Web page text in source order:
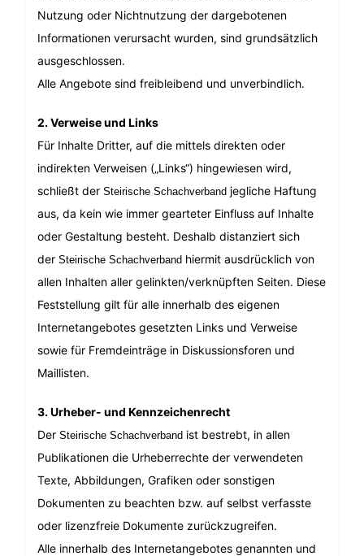
Nutzung oder Nichtnutzung der dargebotenen
Informationen verursacht wurden, sind grundsätzlich
ausgeschlossen.
Alle Angebote sind freibleibend und unverbindlich.
2. Verweise und Links
Für Inhalte Dritter, auf die mittels direkten oder
indirekten Verweisen („Links“) hingewiesen wird,
schließt der Steirische Schachverband jegliche Haftung
aus, da kein wie immer gearteter Einfluss auf Inhalte
oder Gestaltung besteht. Deshalb distanziert sich
der Steirische Schachverband hiermit ausdrücklich von
allen Inhalten aller gelinkten/verknüpften Seiten. Diese
Feststellung gilt für alle innerhalb des eigenen
Internetangebotes gesetzten Links und Verweise
sowie für Fremdeinträge in Diskussionsforen und
Maillisten.
3. Urheber- und Kennzeichenrecht
Der Steirische Schachverband ist bestrebt, in allen
Publikationen die Urheberrechte der verwendeten
Texte, Abbildungen, Grafiken oder sonstigen
Dokumenten zu beachten bzw. auf selbst verfasste
oder lizenzfreie Dokumente zurückzugreifen.
Alle innerhalb des Internetangebotes genannten und